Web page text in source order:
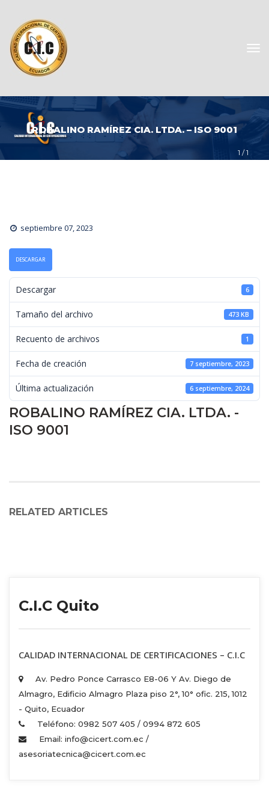
1 / 1
ROBALINO RAMÍREZ CIA. LTDA. – ISO 9001
eptiembre 07, 2023
DESCARGAR
Descargar 6
Tamaño del archivo 473 KB
Recuento de archivos 1
Fecha de creación 7 septiembre, 2023
Última actualización 6 septiembre, 2024
ROBALINO RAMÍREZ CIA. LTDA. -
ISO 9001
RELATED ARTICLES
C.I.C Quito
CALIDAD INTERNACIONAL DE CERTIFICACIONES – C.I.C
Av. Pedro Ponce Carrasco E8-06 Y Av. Diego de
Almagro, Edificio Almagro Plaza piso 2°, 10° ofic. 215, 1012
- Quito, Ecuador
Teléfono: 0982 507 405 / 0994 872 605
Email: info@cicert.com.ec /
asesoriatecnica@cicert.com.ec